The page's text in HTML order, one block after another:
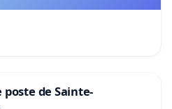
de Sainte-